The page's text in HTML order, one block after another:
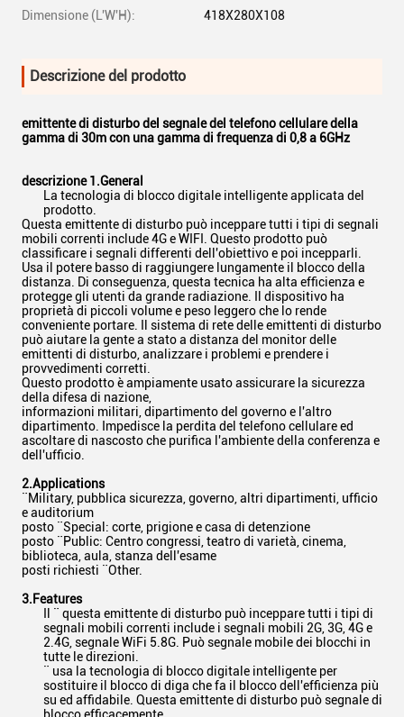
Dimensione (L'W'H): 418X280X108
Descrizione del prodotto
emittente di disturbo del segnale del telefono cellulare della
gamma di 30m con una gamma di frequenza di 0,8 a 6GHz
descrizione 1.General
La tecnologia di blocco digitale intelligente applicata del
prodotto.
Questa emittente di disturbo può inceppare tutti i tipi di segnali
mobili correnti include 4G e WIFI. Questo prodotto può
classificare i segnali differenti dell'obiettivo e poi incepparli.
Usa il potere basso di raggiungere lungamente il blocco della
distanza. Di conseguenza, questa tecnica ha alta efficienza e
protegge gli utenti da grande radiazione. Il dispositivo ha
proprietà di piccoli volume e peso leggero che lo rende
conveniente portare. Il sistema di rete delle emittenti di disturbo
può aiutare la gente a stato a distanza del monitor delle
emittenti di disturbo, analizzare i problemi e prendere i
provvedimenti corretti.
Questo prodotto è ampiamente usato assicurare la sicurezza
della difesa di nazione,
informazioni militari, dipartimento del governo e l'altro
dipartimento. Impedisce la perdita del telefono cellulare ed
ascoltare di nascosto che purifica l'ambiente della conferenza e
dell'ufficio.
2.Applications
¨Military, pubblica sicurezza, governo, altri dipartimenti, ufficio
e auditorium
posto ¨Special: corte, prigione e casa di detenzione
posto ¨Public: Centro congressi, teatro di varietà, cinema,
biblioteca, aula, stanza dell'esame
posti richiesti ¨Other.
3.Features
Il ¨ questa emittente di disturbo può inceppare tutti i tipi di
segnali mobili correnti include i segnali mobili 2G, 3G, 4G e
2.4G, segnale WiFi 5.8G. Può segnale mobile dei blocchi in
tutte le direzioni.
¨ usa la tecnologia di blocco digitale intelligente per
sostituire il blocco di diga che fa il blocco dell'efficienza più
su ed affidabile. Questa emittente di disturbo può segnale di